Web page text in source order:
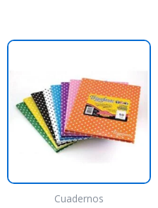
Cuadernos